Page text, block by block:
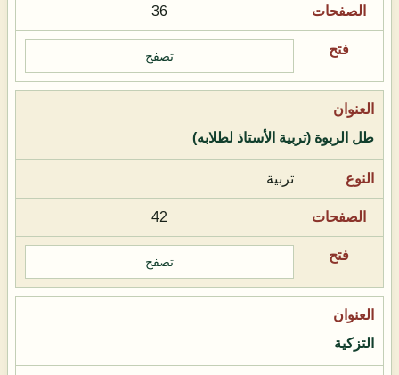
36
تصفح
طل الربوة (تربية الأستاذ لطلابه)
تربية
42
تصفح
التزكية